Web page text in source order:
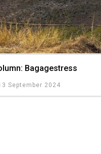
Bagagestress
September 2024